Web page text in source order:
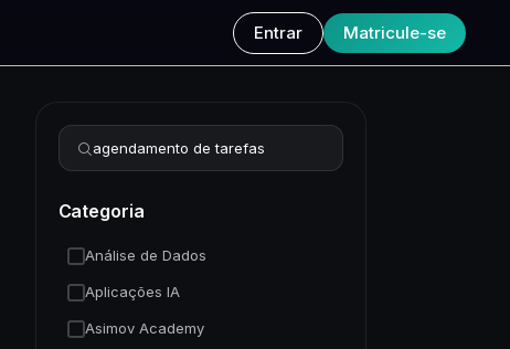
Entrar Matricule-se
Refinar busca
Categoria
Análise de Dados
Aplicações IA
Asimov Academy